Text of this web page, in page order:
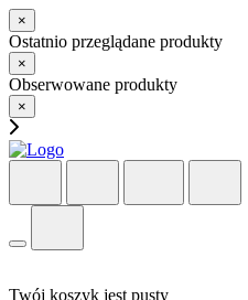
×
Ostatnio przeglądane produkty
×
Obserwowane produkty
×
Twój koszyk jest pusty